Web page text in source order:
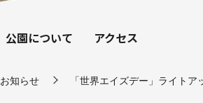
公園について アクセス
お知らせ 「世界エイズデー」ライト